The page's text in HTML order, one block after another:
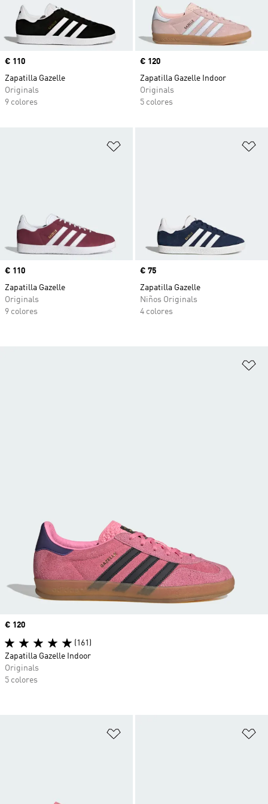
Precio
€ 110
Zapatilla Gazelle
Originals
9 colores
Precio
€ 120
Zapatilla Gazelle Indoor
Originals
5 colores
Precio
€ 110
Zapatilla Gazelle
Originals
9 colores
Precio
€ 75
Zapatilla Gazelle
Niños Originals
4 colores
Precio
€ 120
(161)
Zapatilla Gazelle Indoor
Originals
5 colores